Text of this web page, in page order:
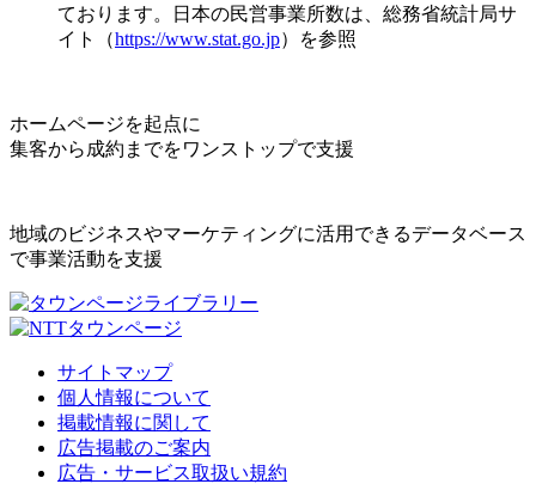
ております。日本の民営事業所数は、総務省統計局サ
イト（https://www.stat.go.jp）を参照
ホームページを起点に
集客から成約までをワンストップで支援
地域のビジネスやマーケティングに活用できるデータベース
で事業活動を支援
サイトマップ
個人情報について
掲載情報に関して
広告掲載のご案内
広告・サービス取扱い規約